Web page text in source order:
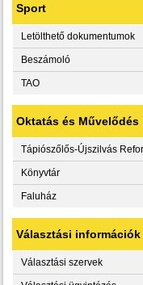
Sport
Letölthető dokumentumok
Beszámoló
TAO
Oktatás és Művelődés
Tápiószőlős-Újszilvás
Könyvtár
Faluház
Választási információk
Választási szervek